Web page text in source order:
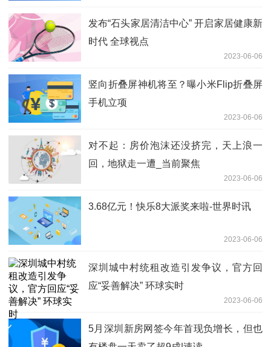
发布“石头家居清洁中心” 开启家居健康新
时代 全球视点
2023-06-06
竖向折叠屏神机将至？曝小米Flip折叠屏
手机立项
2023-06-06
对不起：房价泡沫还没挤完，天上浪一
回，地狱走一遭_当前聚焦
2023-06-06
3.68亿元！快乐8大派奖来啦-世界时讯
2023-06-06
深圳城中村统租改造引发争议，官方回
应“妥善解决” 环球实时
2023-06-06
5月深圳新房网签今年首现负增长，但也